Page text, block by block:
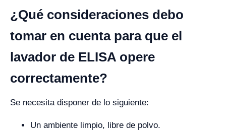
¿Qué consideraciones debo
tomar en cuenta para que el
lavador de ELISA opere
correctamente?
Se necesita disponer de lo siguiente:
Un ambiente limpio, libre de polvo.